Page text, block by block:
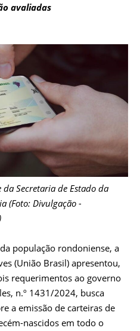
avaliadas
Secretaria de Estado da
(Foto: Divulgação -
população rondoniense, a
(União Brasil) apresentou,
requerimentos ao governo
n.º 1431/2024, busca
a emissão de carteiras de
nascidos em todo o